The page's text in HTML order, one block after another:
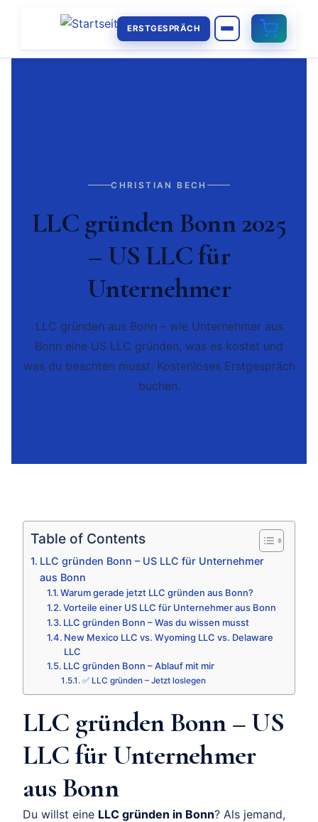
ERSTGESPRÄCH
CHRISTIAN BECH
LLC gründen Bonn 2025
– US LLC für
Unternehmer
LLC gründen aus Bonn – wie Unternehmer aus
Bonn eine US LLC gründen, was es kostet und
was du beachten musst. Kostenloses Erstgespräch
buchen.
Table of Contents
LLC gründen Bonn – US LLC für Unternehmer
aus Bonn
Warum gerade jetzt LLC gründen aus Bonn?
Vorteile einer US LLC für Unternehmer aus Bonn
LLC gründen Bonn – Was du wissen musst
New Mexico LLC vs. Wyoming LLC vs. Delaware
LLC
LLC gründen Bonn – Ablauf mit mir
✅ LLC gründen – Jetzt loslegen
LLC gründen Bonn – US
LLC für Unternehmer
aus Bonn
Du willst eine LLC gründen in Bonn? Als jemand,